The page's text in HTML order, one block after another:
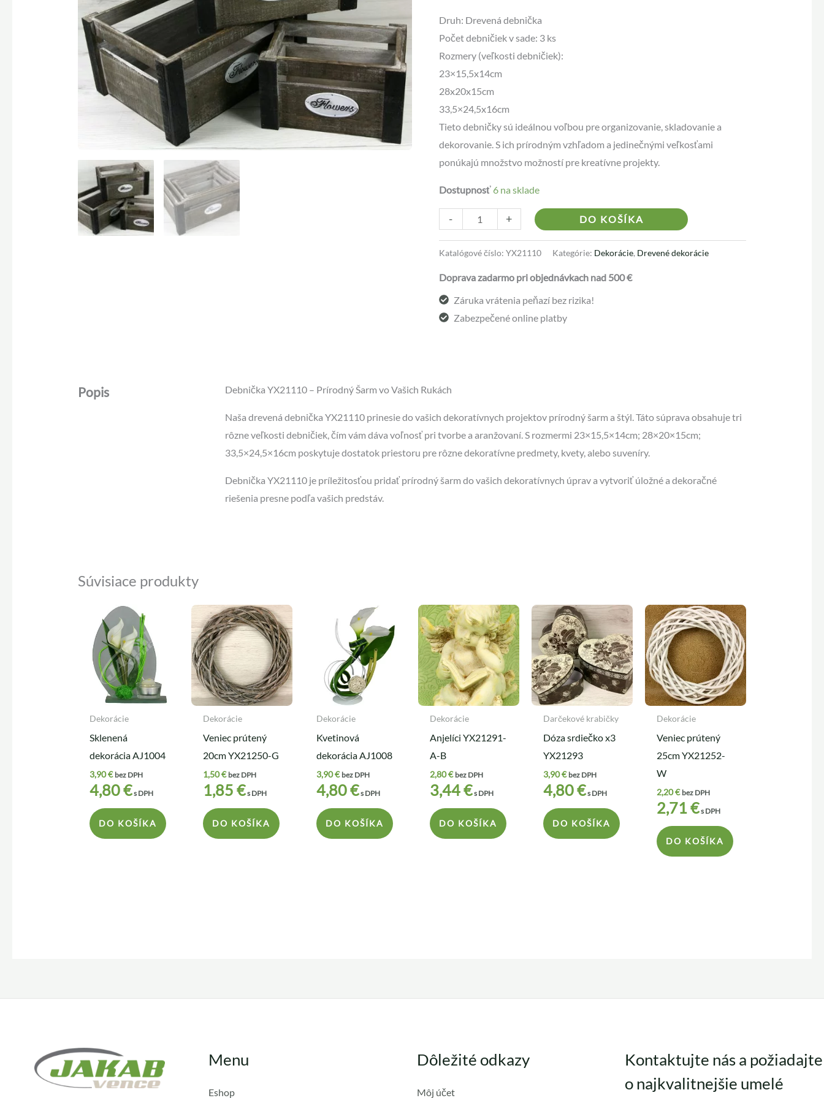
Druh: Drevená debnička
Počet debničiek v sade: 3 ks
Rozmery (veľkosti debničiek):
23×15,5x14cm
28x20x15cm
33,5×24,5x16cm
Tieto debničky sú ideálnou voľbou pre organizovanie, skladovanie a
dekorovanie. S ich prírodným vzhľadom a jedinečnými veľkosťami
ponúkajú množstvo možností pre kreatívne projekty.
Dostupnosť 6 na sklade
- + DO KOŠÍKA
Katalógové číslo: YX21110 Kategórie: Dekorácie, Drevené dekorácie
Doprava zadarmo pri objednávkach nad 500 €
Záruka vrátenia peňazí bez rizika!
Zabezpečené online platby
Popis Debnička YX21110 – Prírodný Šarm vo Vašich Rukách
Naša drevená debnička YX21110 prinesie do vašich dekoratívnych projektov prírodný šarm a štýl. Táto súprava obsahuje tri
rôzne veľkosti debničiek, čím vám dáva voľnosť pri tvorbe a aranžovaní. S rozmermi 23×15,5×14cm; 28×20×15cm;
33,5×24,5×16cm poskytuje dostatok priestoru pre rôzne dekoratívne predmety, kvety, alebo suveníry.
Debnička YX21110 je príležitosťou pridať prírodný šarm do vašich dekoratívnych úprav a vytvoriť úložné a dekoračné
riešenia presne podľa vašich predstáv.
Súvisiace produkty
Dekorácie
Sklenená
dekorácia AJ1004
3,90€ bez DPH
4,80€s DPH
DO KOŠÍKA
Dekorácie
Veniec prútený
20cm YX21250-G
1,50€ bez DPH
1,85 €s DPH
DO KOŠÍKA
Dekorácie
Kvetinová
dekorácia AJ1008
3,90€ bez DPH
4,80€s DPH
DO KOŠÍKA
Dekorácie
Anjelíci YX21291-
A-B
2,80€ bez DPH
3,44€s DPH
DO KOŠÍKA
Darčekové krabičky
Dóza srdiečko x3
YX21293
3,90€ bez DPH
4,80€s DPH
DO KOŠÍKA
Dekorácie
Veniec prútený
25cm YX21252-
W
2,20€ bez DPH
2,71€s DPH
DO KOŠÍKA
Menu
Eshop
Dôležité odkazy
Môj účet
Kontaktujte nás a požiadajte
o najkvalitnejšie umelé